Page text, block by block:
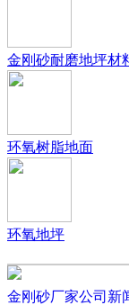
金刚砂耐磨地坪材
环氧树脂地面
环氧地坪
金刚砂厂家公司新